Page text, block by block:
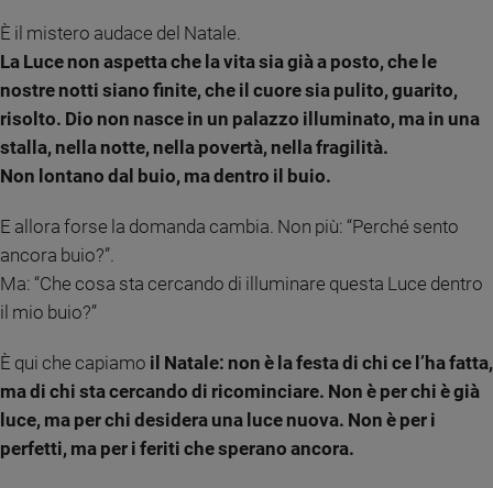
giovani
Adolescenza
Bioetica
Vai
Riflessioni
Foto
Video
Podcast
È il mistero audace del Natale.
La Luce non aspetta che la vita sia già a posto, che le
nostre notti siano finite, che il cuore sia pulito, guarito,
risolto. Dio non nasce in un palazzo illuminato, ma in una
stalla, nella notte, nella povertà, nella fragilità.
Non lontano dal buio, ma dentro il buio.
E allora forse la domanda cambia. Non più: “Perché sento
ancora buio?”.
Ma: “Che cosa sta cercando di illuminare questa Luce dentro
il mio buio?”
È qui che capiamo il Natale: non è la festa di chi ce l’ha fatta,
ma di chi sta cercando di ricominciare. Non è per chi è già
luce, ma per chi desidera una luce nuova. Non è per i
perfetti, ma per i feriti che sperano ancora.